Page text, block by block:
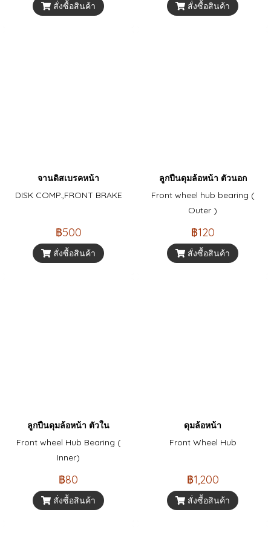
สั่งซื้อสินค้า สั่งซื้อสินค้า
จานดิสเบรคหน้า
DISK COMP.,FRONT BRAKE
฿500
สั่งซื้อสินค้า
ลูกปืนดุมล้อหน้า ตัวนอก
Front wheel hub bearing (
Outer )
฿120
สั่งซื้อสินค้า
ลูกปืนดุมล้อหน้า ตัวใน
Front wheel Hub Bearing (
Inner)
฿80
สั่งซื้อสินค้า
ดุมล้อหน้า
Front Wheel Hub
฿1,200
สั่งซื้อสินค้า